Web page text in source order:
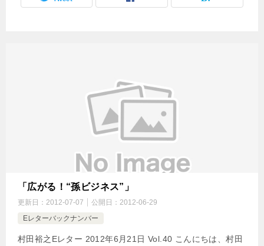
「広がる！“孫ビジネス”」
更新日： 2012-07-07 公開日： 2012-06-29
Eレターバックナンバー
村田裕之Eレター 2012年6月21日 Vol.40 こんにちは、村田